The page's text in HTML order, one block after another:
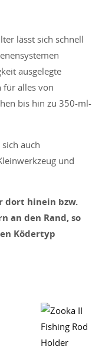
lässt sich schnell
ausgelegte
für alles von
bis hin zu 350-ml-
auch
und
dort hinein bzw.
an den Rand, so
Ködertyp